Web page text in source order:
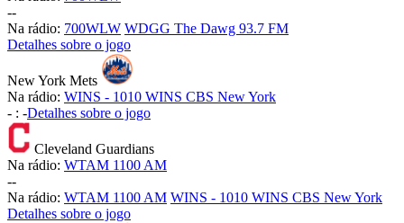
--
Na rádio: 700WLW WDGG The Dawg 93.7 FM
Detalhes sobre o jogo
New York Mets
Na rádio: WINS - 1010 WINS CBS New York
- : -Detalhes sobre o jogo
Cleveland Guardians
Na rádio: WTAM 1100 AM
--
Na rádio: WTAM 1100 AM WINS - 1010 WINS CBS New York
Detalhes sobre o jogo